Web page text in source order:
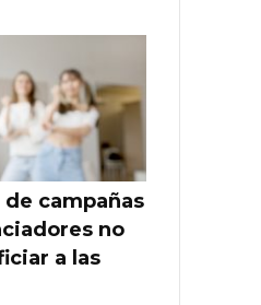
de campañas
no
a las